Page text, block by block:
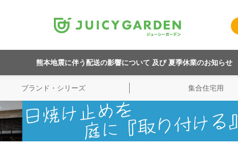
熊本地震に伴う配送の影響について 及び 夏季休業のお知らせ
ブランド・シリーズ 集合住宅用